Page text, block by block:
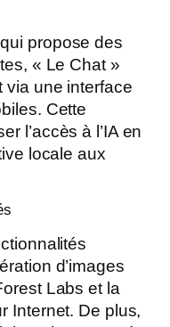
propose des
« Le Chat »
via une interface
Cette
l’accès à l’IA en
locale aux
d’images
Labs et la
Internet. De plus,